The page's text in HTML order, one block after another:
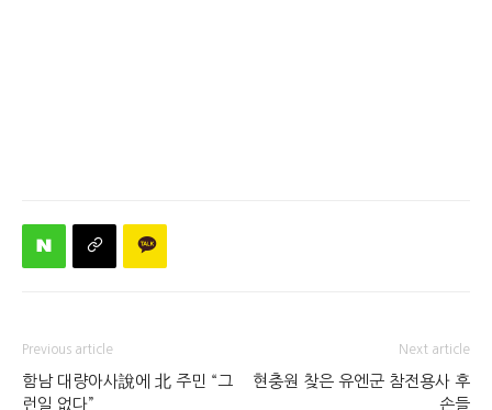
Previous article
함남 대량아사說에 北 주민 “그
런일 없다”
Next article
현충원 찾은 유엔군 참전용사 후
손들